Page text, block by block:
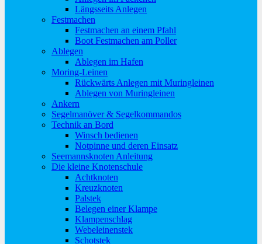
Längsseits Anlegen
Festmachen
Festmachen an einem Pfahl
Boot Festmachen am Poller
Ablegen
Ablegen im Hafen
Moring-Leinen
Rückwärts Anlegen mit Muringleinen
Ablegen von Muringleinen
Ankern
Segelmanöver & Segelkommandos
Technik an Bord
Winsch bedienen
Notpinne und deren Einsatz
Seemannsknoten Anleitung
Die kleine Knotenschule
Achtknoten
Kreuzknoten
Palstek
Belegen einer Klampe
Klampenschlag
Webeleinenstek
Schotstek